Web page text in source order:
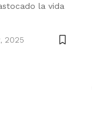
la vida
2025